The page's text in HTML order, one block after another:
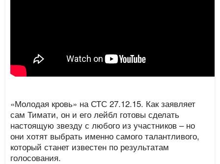
«Молодая кровь» на СТС 27.12.15. Как заявляет
сам Тимати, он и его лейбл готовы сделать
настоящую звезду с любого из участников – но
они хотят выбрать именно самого талантливого,
который станет известен по результатам
голосования.